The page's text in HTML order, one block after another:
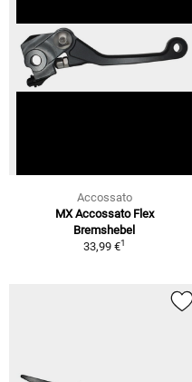
Accossato
MX Accossato Flex
Bremshebel
33,99 €1